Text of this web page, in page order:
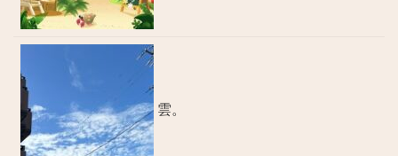
雲。